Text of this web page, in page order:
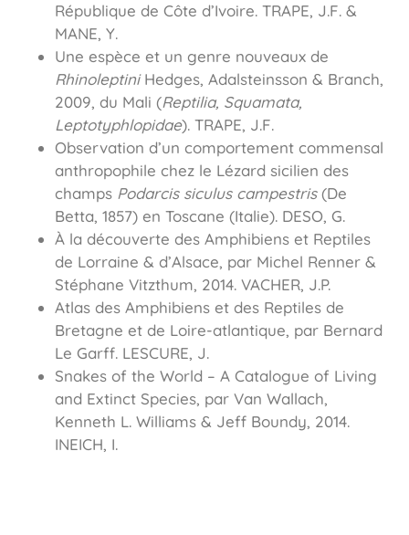
République de Côte d’Ivoire. TRAPE, J.F. &
MANE, Y.
Une espèce et un genre nouveaux de
RhinoleptiniHedges, Adalsteinsson & Branch,
2009, du Mali (Reptilia, Squamata,
Leptotyphlopidae). TRAPE, J.F.
Observation d’un comportement commensal
anthropophile chez le Lézard sicilien des
champs Podarcis siculus campestris(De
Betta, 1857) en Toscane (Italie). DESO, G.
À la découverte des Amphibiens et Reptiles
de Lorraine & d’Alsace, par Michel Renner &
Stéphane Vitzthum, 2014. VACHER, J.P.
Atlas des Amphibiens et des Reptiles de
Bretagne et de Loire-atlantique, par Bernard
Le Garff. LESCURE, J.
Snakes of the World – A Catalogue of Living
and Extinct Species, par Van Wallach,
Kenneth L. Williams & Jeff Boundy, 2014.
INEICH, I.